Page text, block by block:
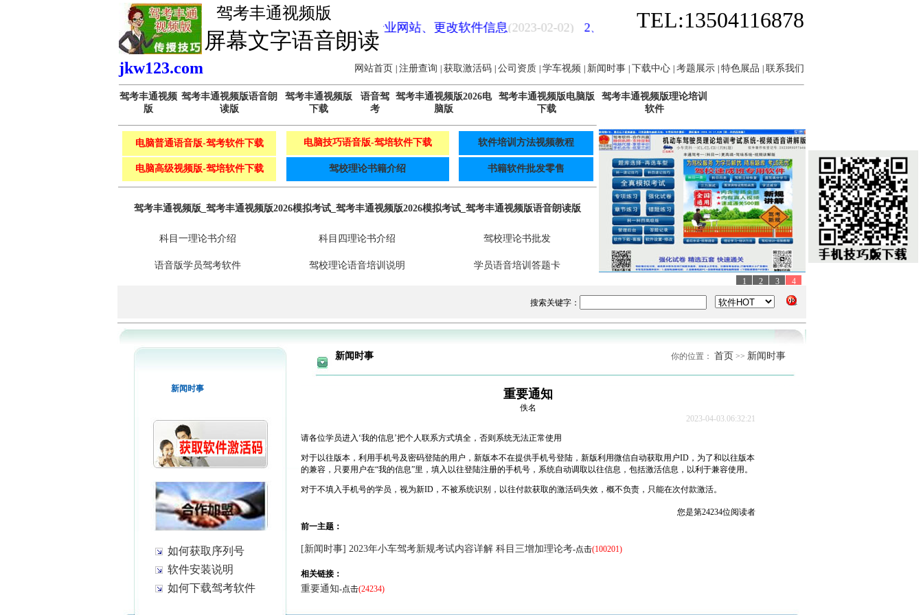
驾考丰通视频版
屏幕文字语音朗读
1、 定做代理克隆网站、驾校专业网站、更改软件信息(2023-02-02)2、 车管所一样学习题库，一样的考试界面
TEL:13504116878
jkw123.com 网站首页 注册查询 获取激活码 公司资质 学车视频 新闻时事 下载中心 考题展示 特色展品 联系我们
驾考丰通视频
版
驾考丰通视频版语音朗
读版
驾考丰通视频版
下载
语音驾
考
驾考丰通视频版2026电
脑版
驾考丰通视频版电脑版
下载
驾考丰通视频版理论培训
软件
电脑普通语音版-驾考软件下载 电脑技巧语音版-驾培软件下载 软件培训方法视频教程
电脑高级视频版-驾培软件下载 驾校理论书籍介绍 书籍软件批发零售
4
3
2
1
驾考丰通视频版_驾考丰通视频版2026模拟考试_驾考丰通视频版2026模拟考试_驾考丰通视频版语音朗读版
科目一理论书介绍 科目四理论书介绍 驾校理论书批发
语音版学员驾考软件 驾校理论语音培训说明 学员语音培训答题卡
搜索关键字：
新闻时事
如何获取序列号
软件安装说明
如何下载驾考软件
新闻时事 你的位置： 首页 >> 新闻时事
重要通知
佚名
2023-04-03.06:32:21
请各位学员进入‘我的信息’把个人联系方式填全，否则系统无法正常使用
对于以往版本，利用手机号及密码登陆的用户，新版本不在提供手机号登陆，新版利用微信自动获取用户ID，为了和以往版本
的兼容，只要用户在“我的信息”里，填入以往登陆注册的手机号，系统自动调取以往信息，包括激活信息，以利于兼容使用。
对于不填入手机号的学员，视为新ID，不被系统识别，以往付款获取的激活码失效，概不负责，只能在次付款激活。
您是第24234位阅读者
前一主题：
[新闻时事] 2023年小车驾考新规考试内容详解 科目三增加理论考-点击(100201)
相关链接：
重要通知-点击(24234)